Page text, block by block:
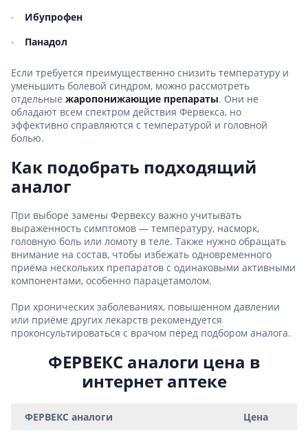
Ибупрофен
Панадол
Если требуется преимущественно снизить температуру и
уменьшить болевой синдром, можно рассмотреть
отдельные жаропонижающие препараты. Они не
обладают всем спектром действия Фервекса, но
эффективно справляются с температурой и головной
болью.
Как подобрать подходящий
аналог
При выборе замены Фервексу важно учитывать
выраженность симптомов — температуру, насморк,
головную боль или ломоту в теле. Также нужно обращать
внимание на состав, чтобы избежать одновременного
приёма нескольких препаратов с одинаковыми активными
компонентами, особенно парацетамолом.
При хронических заболеваниях, повышенном давлении
или приёме других лекарств рекомендуется
проконсультироваться с врачом перед подбором аналога.
ФЕРВЕКС аналоги цена в
интернет аптеке
ФЕРВЕКС аналоги Цена